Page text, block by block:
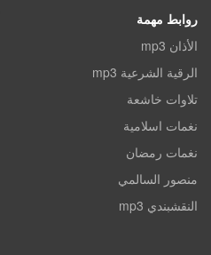
روابط مهمة
الأذان mp3
الرقية الشرعية mp3
تلاوات خاشعة
نغمات اسلامية
نغمات رمضان
منصور السالمي
النقشبندي mp3